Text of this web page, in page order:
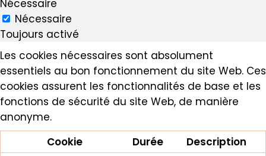
Nécessaire
Nécessaire
Toujours activé
Les cookies nécessaires sont absolument
essentiels au bon fonctionnement du site Web. Ces
cookies assurent les fonctionnalités de base et les
fonctions de sécurité du site Web, de manière
anonyme.
Cookie
Durée
Description